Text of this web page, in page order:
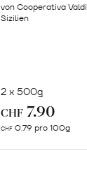
von Cooperativa
Sizilien
2 x 500g
CHF 7.90
CHF 0.79 pro 100g